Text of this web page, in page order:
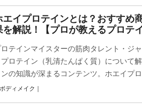
エイプロテインとは？おすすめ
を解説！【プロが教えるプロテイ
ロテインマイスターの筋肉タレント・ジ
プロテイン（乳清たんぱく質）について
ンの知識が深まるコンテンツ。ホエイプ
ボディメイク｜